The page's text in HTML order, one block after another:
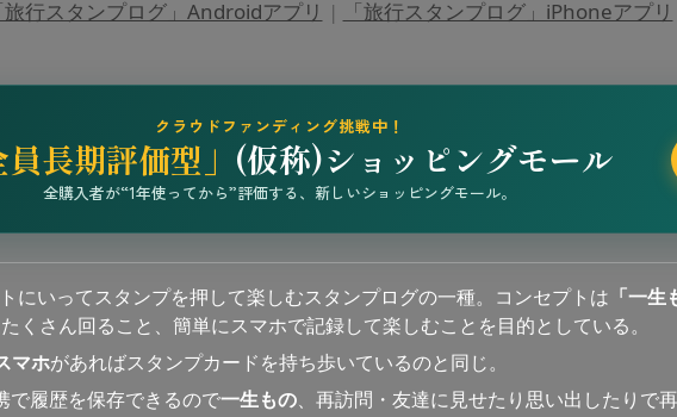
旅行スタンプログ」Androidアプリ | 「旅行スタンプログ」iPhoneアプリ
クラウドファンディング挑戦中！
員長期評価型」 (仮称)ショッピングモール
全購入者が“1年使ってから”評価する、新しいショッピングモール。
にいってスタンプを押して楽しむスタンプログの一種。コンセプトは 「一
くさん回ること、簡単にスマホで記録して楽しむことを目的としている。
マホがあればスタンプカードを持ち歩いているのと同じ。
で履歴を保存できるので一生もの、再訪問・友達に見せたり思い出したりで